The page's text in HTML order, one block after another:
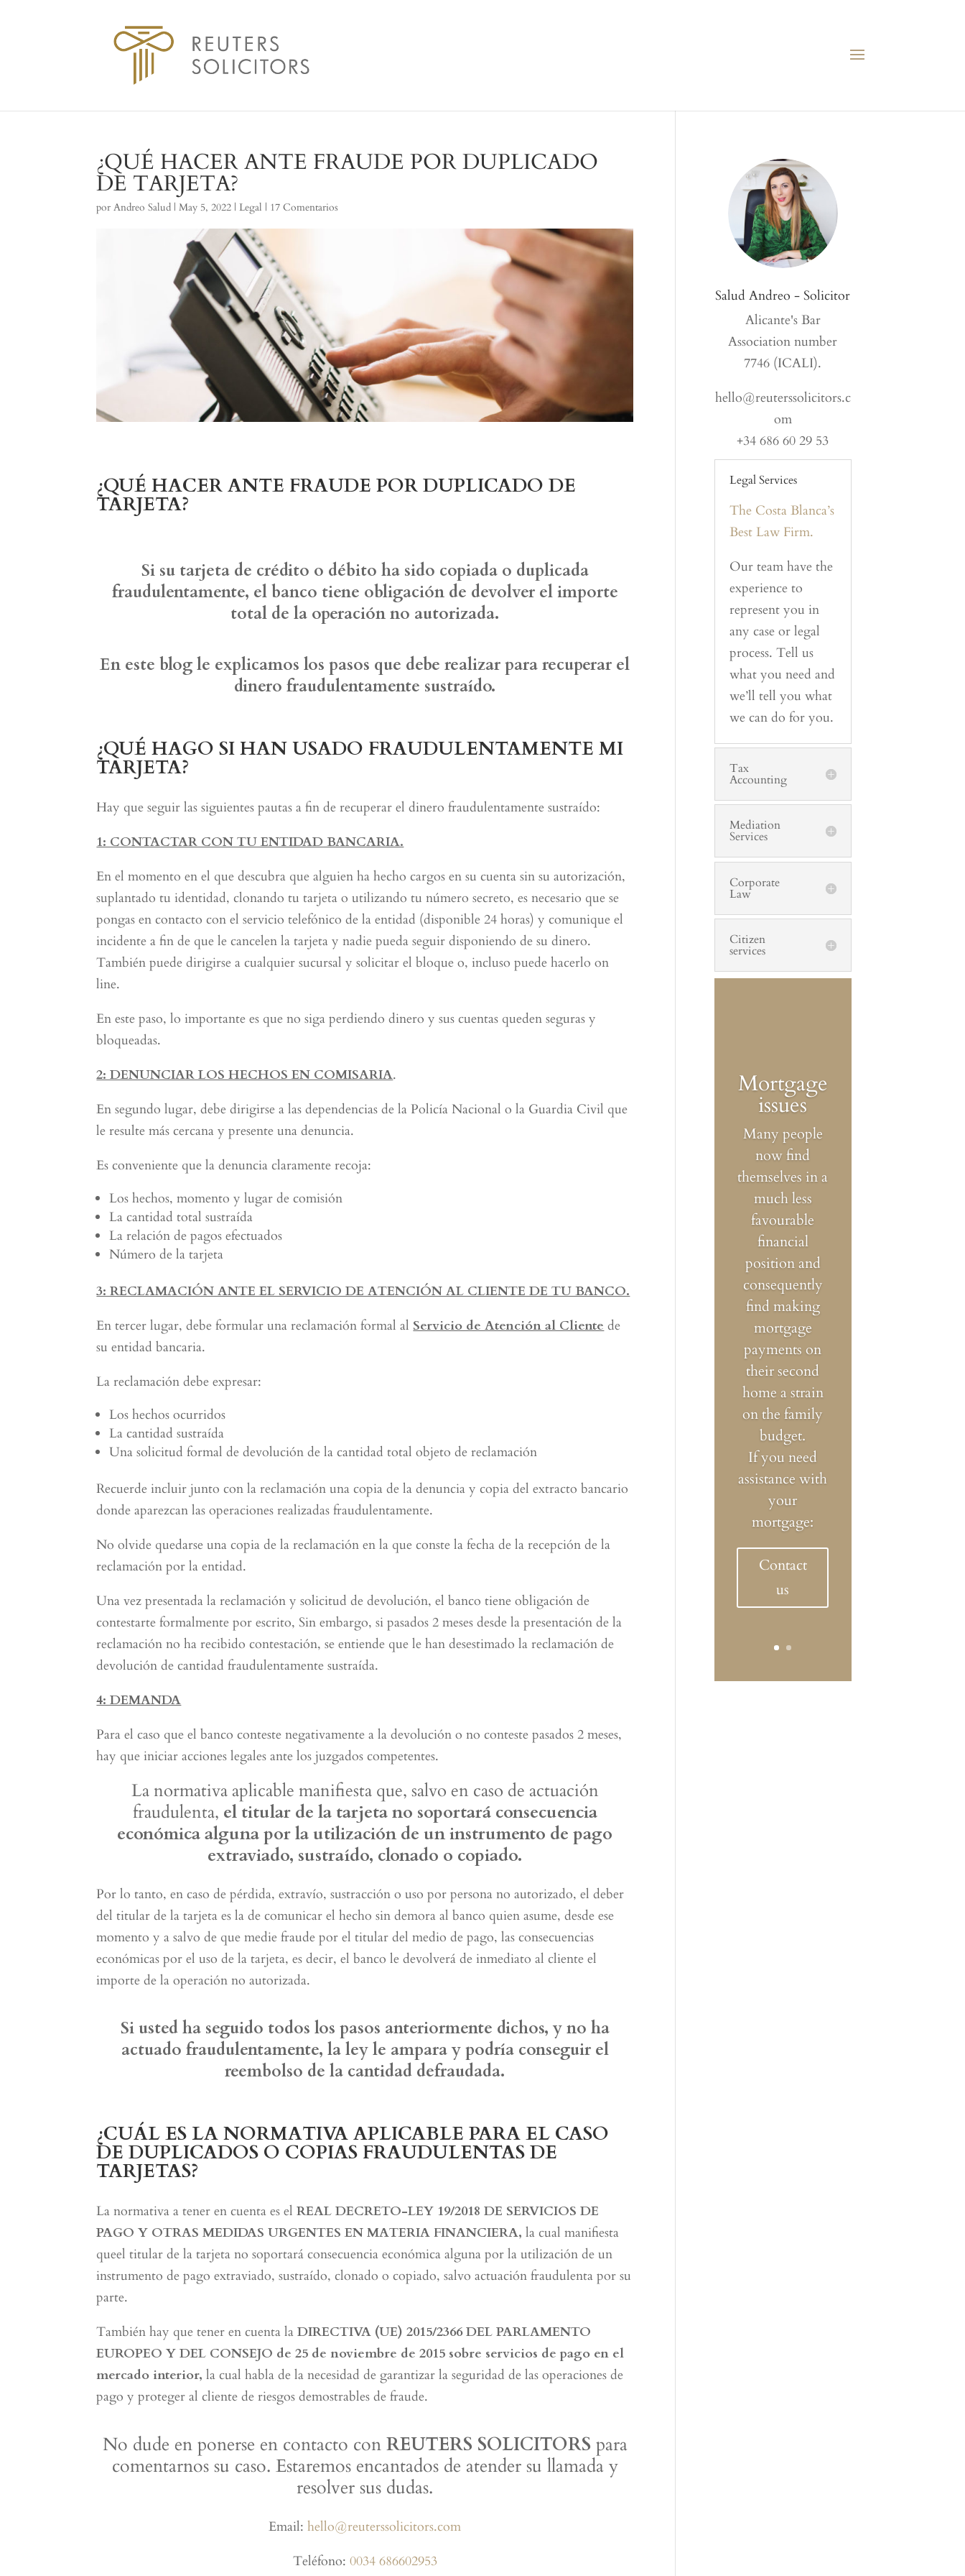
¿QUÉ HACER ANTE FRAUDE POR DUPLICADO
DE TARJETA?
porAndreo Salud |May 5, 2022 |Legal | 17 Comentarios
¿QUÉ HACER ANTE FRAUDE POR DUPLICADO DE
TARJETA?
Si su tarjeta de crédito o débito ha sido copiada o duplicada
fraudulentamente, el banco tiene obligación de devolver el importe
total de la operación no autorizada.
En este blog le explicamos los pasos que debe realizar para recuperar el
dinero fraudulentamente sustraído.
¿QUÉ HAGO SI HAN USADO FRAUDULENTAMENTE MI
TARJETA?
Hay que seguir las siguientes pautas a fin de recuperar el dinero fraudulentamente sustraído:
1: CONTACTAR CON TU ENTIDAD BANCARIA.
En el momento en el que descubra que alguien ha hecho cargos en su cuenta sin su autorización,
suplantado tu identidad, clonando tu tarjeta o utilizando tu número secreto, es necesario que se
pongas en contacto con el servicio telefónico de la entidad (disponible 24 horas) y comunique el
incidente a fin de que le cancelen la tarjeta y nadie pueda seguir disponiendo de su dinero.
También puede dirigirse a cualquier sucursal y solicitar el bloque o, incluso puede hacerlo on
line.
En este paso, lo importante es que no siga perdiendo dinero y sus cuentas queden seguras y
bloqueadas.
2: DENUNCIAR LOS HECHOS EN COMISARIA.
En segundo lugar, debe dirigirse a las dependencias de la Policía Nacional o la Guardia Civil que
le resulte más cercana y presente una denuncia.
Es conveniente que la denuncia claramente recoja:
Los hechos, momento y lugar de comisión
La cantidad total sustraída
La relación de pagos efectuados
Número de la tarjeta
3: RECLAMACIÓN ANTE EL SERVICIO DE ATENCIÓN AL CLIENTE DE TU BANCO.
En tercer lugar, debe formular una reclamación formal alServicio de Atención al Clientede
su entidad bancaria.
La reclamación debe expresar:
Los hechos ocurridos
La cantidad sustraída
Una solicitud formal de devolución de la cantidad total objeto de reclamación
Recuerde incluir junto con la reclamación una copia de la denuncia y copia del extracto bancario
donde aparezcan las operaciones realizadas fraudulentamente.
No olvide quedarse una copia de la reclamación en la que conste la fecha de la recepción de la
reclamación por la entidad.
Una vez presentada la reclamación y solicitud de devolución, el banco tiene obligación de
contestarte formalmente por escrito, Sin embargo, si pasados 2 meses desde la presentación de la
reclamación no ha recibido contestación, se entiende que le han desestimado la reclamación de
devolución de cantidad fraudulentamente sustraída.
4: DEMANDA
Para el caso que el banco conteste negativamente a la devolución o no conteste pasados 2 meses,
hay que iniciar acciones legales ante los juzgados competentes.
La normativa aplicable manifiesta que, salvo en caso de actuación
fraudulenta, el titular de la tarjeta no soportará consecuencia
económica alguna por la utilización de un instrumento de pago
extraviado, sustraído, clonado o copiado.
Por lo tanto, en caso de pérdida, extravío, sustracción o uso por persona no autorizado, el deber
del titular de la tarjeta es la de comunicar el hecho sin demora al banco quien asume, desde ese
momento y a salvo de que medie fraude por el titular del medio de pago, las consecuencias
económicas por el uso de la tarjeta, es decir, el banco le devolverá de inmediato al cliente el
importe de la operación no autorizada.
Si usted ha seguido todos los pasos anteriormente dichos, y no ha
actuado fraudulentamente, la ley le ampara y podría conseguir el
reembolso de la cantidad defraudada.
¿CUÁL ES LA NORMATIVA APLICABLE PARA EL CASO
DE DUPLICADOS O COPIAS FRAUDULENTAS DE
TARJETAS?
La normativa a tener en cuenta es elREAL DECRETO-LEY 19/2018 DE SERVICIOS DE
PAGO Y OTRAS MEDIDAS URGENTES EN MATERIA FINANCIERA,la cual manifiesta
queel titular de la tarjeta no soportará consecuencia económica alguna por la utilización de un
instrumento de pago extraviado, sustraído, clonado o copiado, salvo actuación fraudulenta por su
parte.
También hay que tener en cuenta laDIRECTIVA (UE) 2015/2366 DEL PARLAMENTO
EUROPEO Y DEL CONSEJO de 25 de noviembre de 2015 sobre servicios de pago en el
mercado interior,la cual habla de la necesidad de garantizar la seguridad de las operaciones de
pago y proteger al cliente de riesgos demostrables de fraude.
No dude en ponerse en contacto con REUTERS SOLICITORS para
comentarnos su caso. Estaremos encantados de atender su llamada y
resolver sus dudas.
Email:hello@reuterssolicitors.com
Teléfono: 0034 686602953
Salud Andreo - Solicitor
Alicante's Bar
Association number
7746 (ICALI).
hello@reuterssolicitors.c
om
+34 686 60 29 53
Legal Services
The Costa Blanca’s
Best Law Firm.
Our team have the
experience to
represent you in
any case or legal
process. Tell us
what you need and
we’ll tell you what
we can do for you.
Tax
Accounting
Mediation
Services
Corporate
Law
Citizen
services
Mortgage
issues
Many people
now find
themselves in a
much less
favourable
financial
position and
consequently
find making
mortgage
payments on
their second
home a strain
on the family
budget.
If you need
assistance with
your
mortgage:
Contact
us